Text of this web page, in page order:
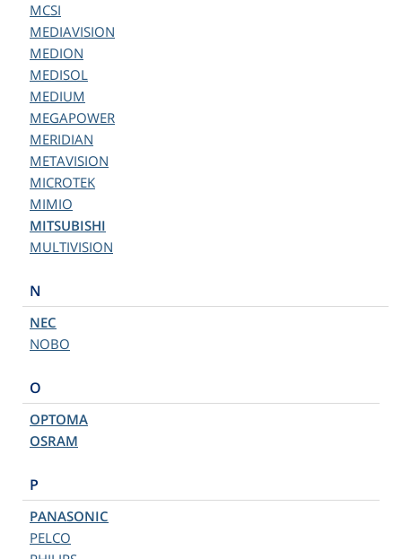
MCSI
MEDIAVISION
MEDION
MEDISOL
MEDIUM
MEGAPOWER
MERIDIAN
METAVISION
MICROTEK
MIMIO
MITSUBISHI
MULTIVISION
N
NEC
NOBO
O
OPTOMA
OSRAM
P
PANASONIC
PELCO